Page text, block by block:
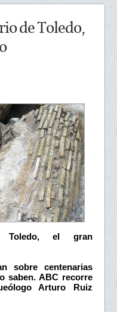
de Toledo,
Toledo, el gran
sobre centenarias
saben. ABC recorre
Arturo Ruiz